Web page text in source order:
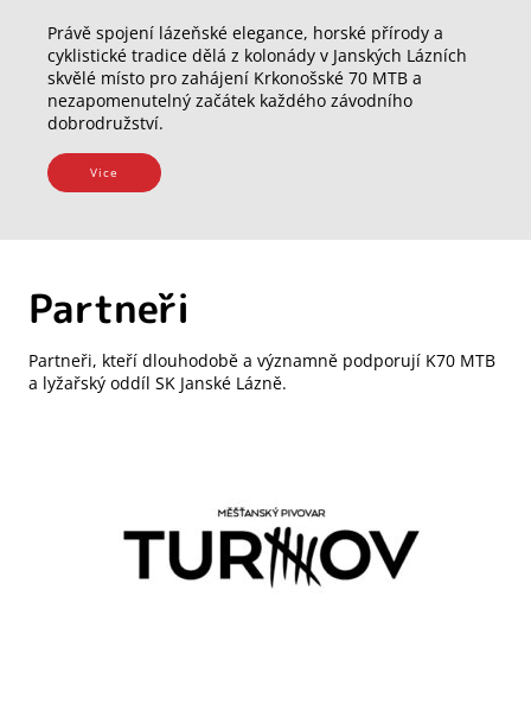
Právě spojení lázeňské elegance, horské přírody a
cyklistické tradice dělá z kolonády v Janských Lázních
skvělé místo pro zahájení Krkonošské 70 MTB a
nezapomenutelný začátek každého závodního
dobrodružství.
Vice
Partneři
Partneři, kteří dlouhodobě a významně podporují K70 MTB
a lyžařský oddíl SK Janské Lázně.